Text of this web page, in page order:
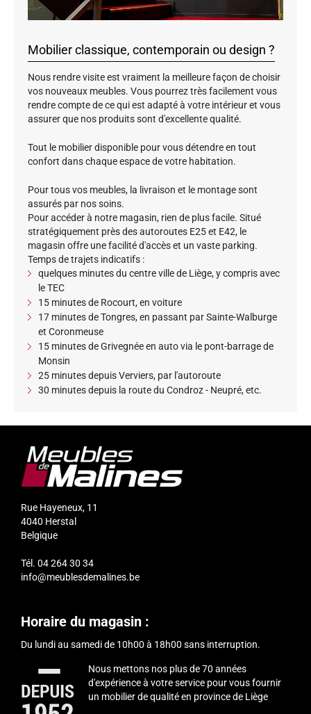
Mobilier classique, contemporain ou design ?
Nous rendre visite est vraiment la meilleure façon de choisir
vos nouveaux meubles. Vous pourrez très facilement vous
rendre compte de ce qui est adapté à votre intérieur et vous
assurer que nos produits sont d'excellente qualité.
Tout le mobilier disponible pour vous détendre en tout
confort dans chaque espace de votre habitation.
Pour tous vos meubles, la livraison et le montage sont
assurés par nos soins.
Pour accéder à notre magasin, rien de plus facile. Situé
stratégiquement près des autoroutes E25 et E42, le
magasin offre une facilité d'accès et un vaste parking.
Temps de trajets indicatifs :
quelques minutes du centre ville de Liège, y compris avec
le TEC
15 minutes de Rocourt, en voiture
17 minutes de Tongres, en passant par Sainte-Walburge
et Coronmeuse
15 minutes de Grivegnée en auto via le pont-barrage de
Monsin
25 minutes depuis Verviers, par l'autoroute
30 minutes depuis la route du Condroz - Neupré, etc.
Rue Hayeneux, 11
4040 Herstal
Belgique
Tél. 04 264 30 34
info@meublesdemalines.be
Horaire du magasin :
Du lundi au samedi de 10h00 à 18h00 sans interruption.
Nous mettons nos plus de 70 années
d'expérience à votre service pour vous fournir
un mobilier de qualité en province de Liège